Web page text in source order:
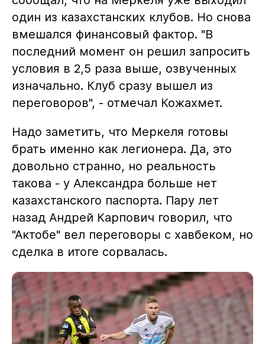
один из казахстанских клубов. Но снова
вмешался финансовый фактор. "В
последний момент он решил запросить
условия в 2,5 раза выше, озвученных
изначально. Клуб сразу вышел из
переговоров", - отмечал Кожахмет.
Надо заметить, что Меркеля готовы
брать именно как легионера. Да, это
довольно странно, но реальность
такова - у Александра больше нет
казахстанского паспорта. Пару лет
назад Андрей Карпович говорил, что
"Актобе" вел переговоры с хавбеком, но
сделка в итоге сорвалась.